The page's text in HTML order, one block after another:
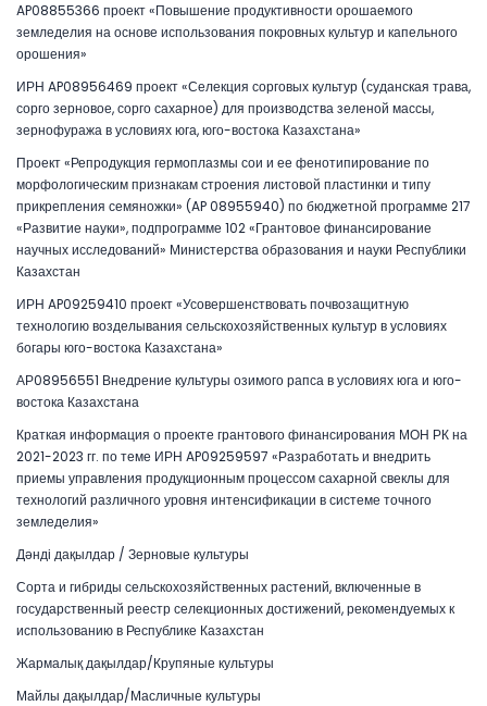
AP08855366 проект «Повышение продуктивности орошаемого
земледелия на основе использования покровных культур и капельного
орошения»
ИРН AP08956469 проект «Селекция сорговых культур (суданская трава,
сорго зерновое, сорго сахарное) для производства зеленой массы,
зернофуража в условиях юга, юго-востока Казахстана»
Проект «Репродукция гермоплазмы сои и ее фенотипирование по
морфологическим признакам строения листовой пластинки и типу
прикрепления семяножки» (AP 08955940) по бюджетной программе 217
«Развитие науки», подпрограмме 102 «Грантовое финансирование
научных исследований» Министерства образования и науки Республики
Казахстан
ИРН AP09259410 проект «Усовершенствовать почвозащитную
технологию возделывания сельскохозяйственных культур в условиях
богары юго-востока Казахстана»
АР08956551 Внедрение культуры озимого рапса в условиях юга и юго-
востока Казахстана
Краткая информация о проекте грантового финансирования МОН РК на
2021-2023 гг. по теме ИРН AP09259597 «Разработать и внедрить
приемы управления продукционным процессом сахарной свеклы для
технологий различного уровня интенсификации в системе точного
земледелия»
Дәнді дақылдар / Зерновые культуры
Сорта и гибриды сельскохозяйственных растений, включенные в
государственный реестр селекционных достижений, рекомендуемых к
использованию в Республике Казахстан
Жармалық дақылдар/Крупяные культуры
Майлы дақылдар/Масличные культуры